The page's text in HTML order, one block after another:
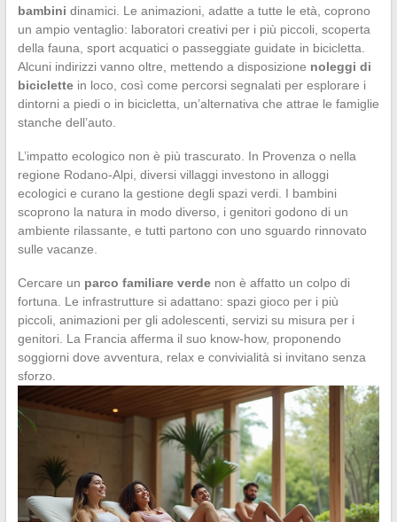
bambini dinamici. Le animazioni, adatte a tutte le età, coprono
un ampio ventaglio: laboratori creativi per i più piccoli, scoperta
della fauna, sport acquatici o passeggiate guidate in bicicletta.
Alcuni indirizzi vanno oltre, mettendo a disposizione noleggi di
biciclettein loco, così come percorsi segnalati per esplorare i
dintorni a piedi o in bicicletta, un’alternativa che attrae le famiglie
stanche dell’auto.
L’impatto ecologico non è più trascurato. In Provenza o nella
regione Rodano-Alpi, diversi villaggi investono in alloggi
ecologici e curano la gestione degli spazi verdi. I bambini
scoprono la natura in modo diverso, i genitori godono di un
ambiente rilassante, e tutti partono con uno sguardo rinnovato
sulle vacanze.
Cercare un parco familiare verdenon è affatto un colpo di
fortuna. Le infrastrutture si adattano: spazi gioco per i più
piccoli, animazioni per gli adolescenti, servizi su misura per i
genitori. La Francia afferma il suo know-how, proponendo
soggiorni dove avventura, relax e convivialità si invitano senza
sforzo.